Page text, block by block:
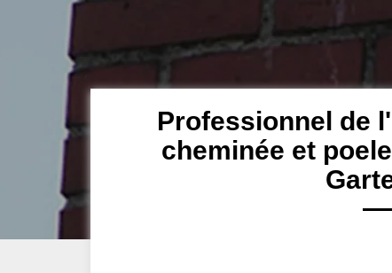
Professionnel de
cheminée et